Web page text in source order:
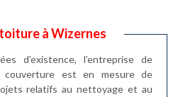
à Wizernes
d’existence, l’entreprise de
couverture est en mesure de
relatifs au nettoyage et au